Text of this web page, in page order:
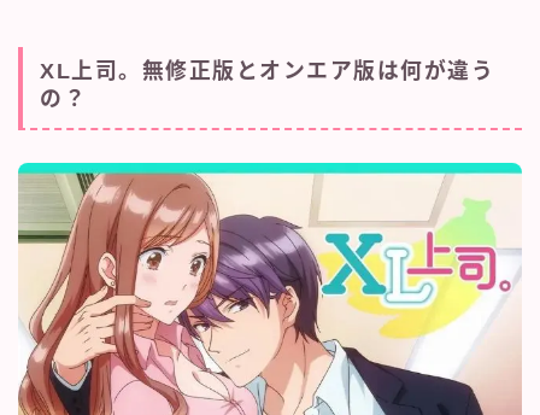
XL上司。無修正版とオンエア版は何が違う
の？